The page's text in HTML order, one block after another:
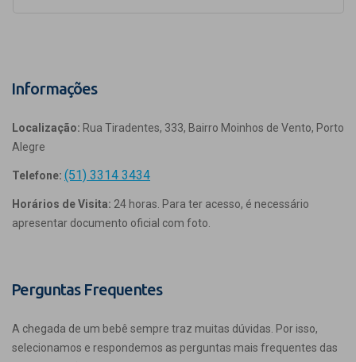
Informações
Localização: Rua Tiradentes, 333, Bairro Moinhos de Vento, Porto
Alegre
Telefone: (51) 3314 3434
Horários de Visita: 24 horas. Para ter acesso, é necessário
apresentar documento oficial com foto.
Perguntas Frequentes
A chegada de um bebê sempre traz muitas dúvidas. Por isso,
selecionamos e respondemos as perguntas mais frequentes das